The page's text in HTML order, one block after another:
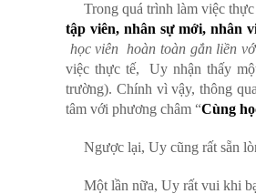
Trong quá trình làm việc
tập viên, nhân sự mới, nhân
học viên hoàn toàn gắn liền
việc thực tế, Uy nhận thấy
trường). Chính vì vậy, thông
tâm với phương châm “Cùng
Ngược lại, Uy cũng rất sẵn
Một lần nữa, Uy rất vui khi